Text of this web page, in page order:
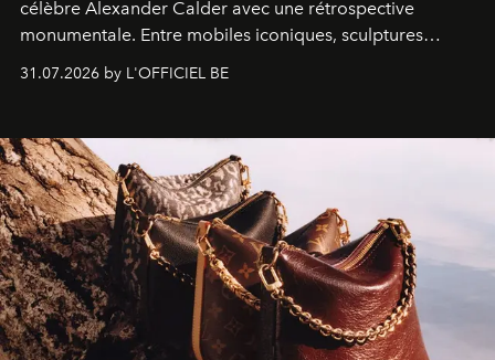
célèbre Alexander Calder avec une rétrospective
monumentale. Entre mobiles iconiques, sculptures
américain investit les espaces imaginés par Frank Gehry
sculpture.
31.07.2026 by L'OFFICIEL BE